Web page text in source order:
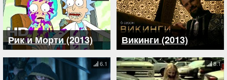
Рик и Морти (2013) Викинги (2013)
6.1 8.1